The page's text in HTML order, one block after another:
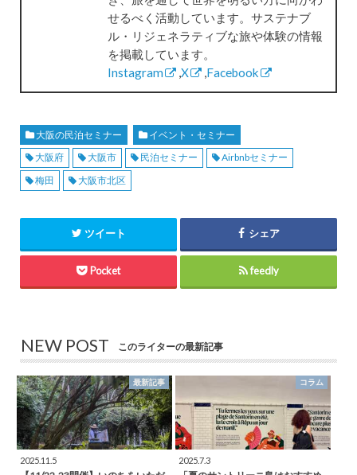
せるべく活動しています。サステナブ
ル・リジェネラティブな旅や体験の情報
を掲載しています。
Instagram
X Facebook
大阪の民泊セミナー
イベント・セミナー
大阪府
大阪市 民泊セミナー
Airbnbセミナー
梅田
大阪市北区
ツイート シェア
Pocket feedly
NEW POST このライターの最新記事
最新記事
2025.11.5
コラム
2025.7.3